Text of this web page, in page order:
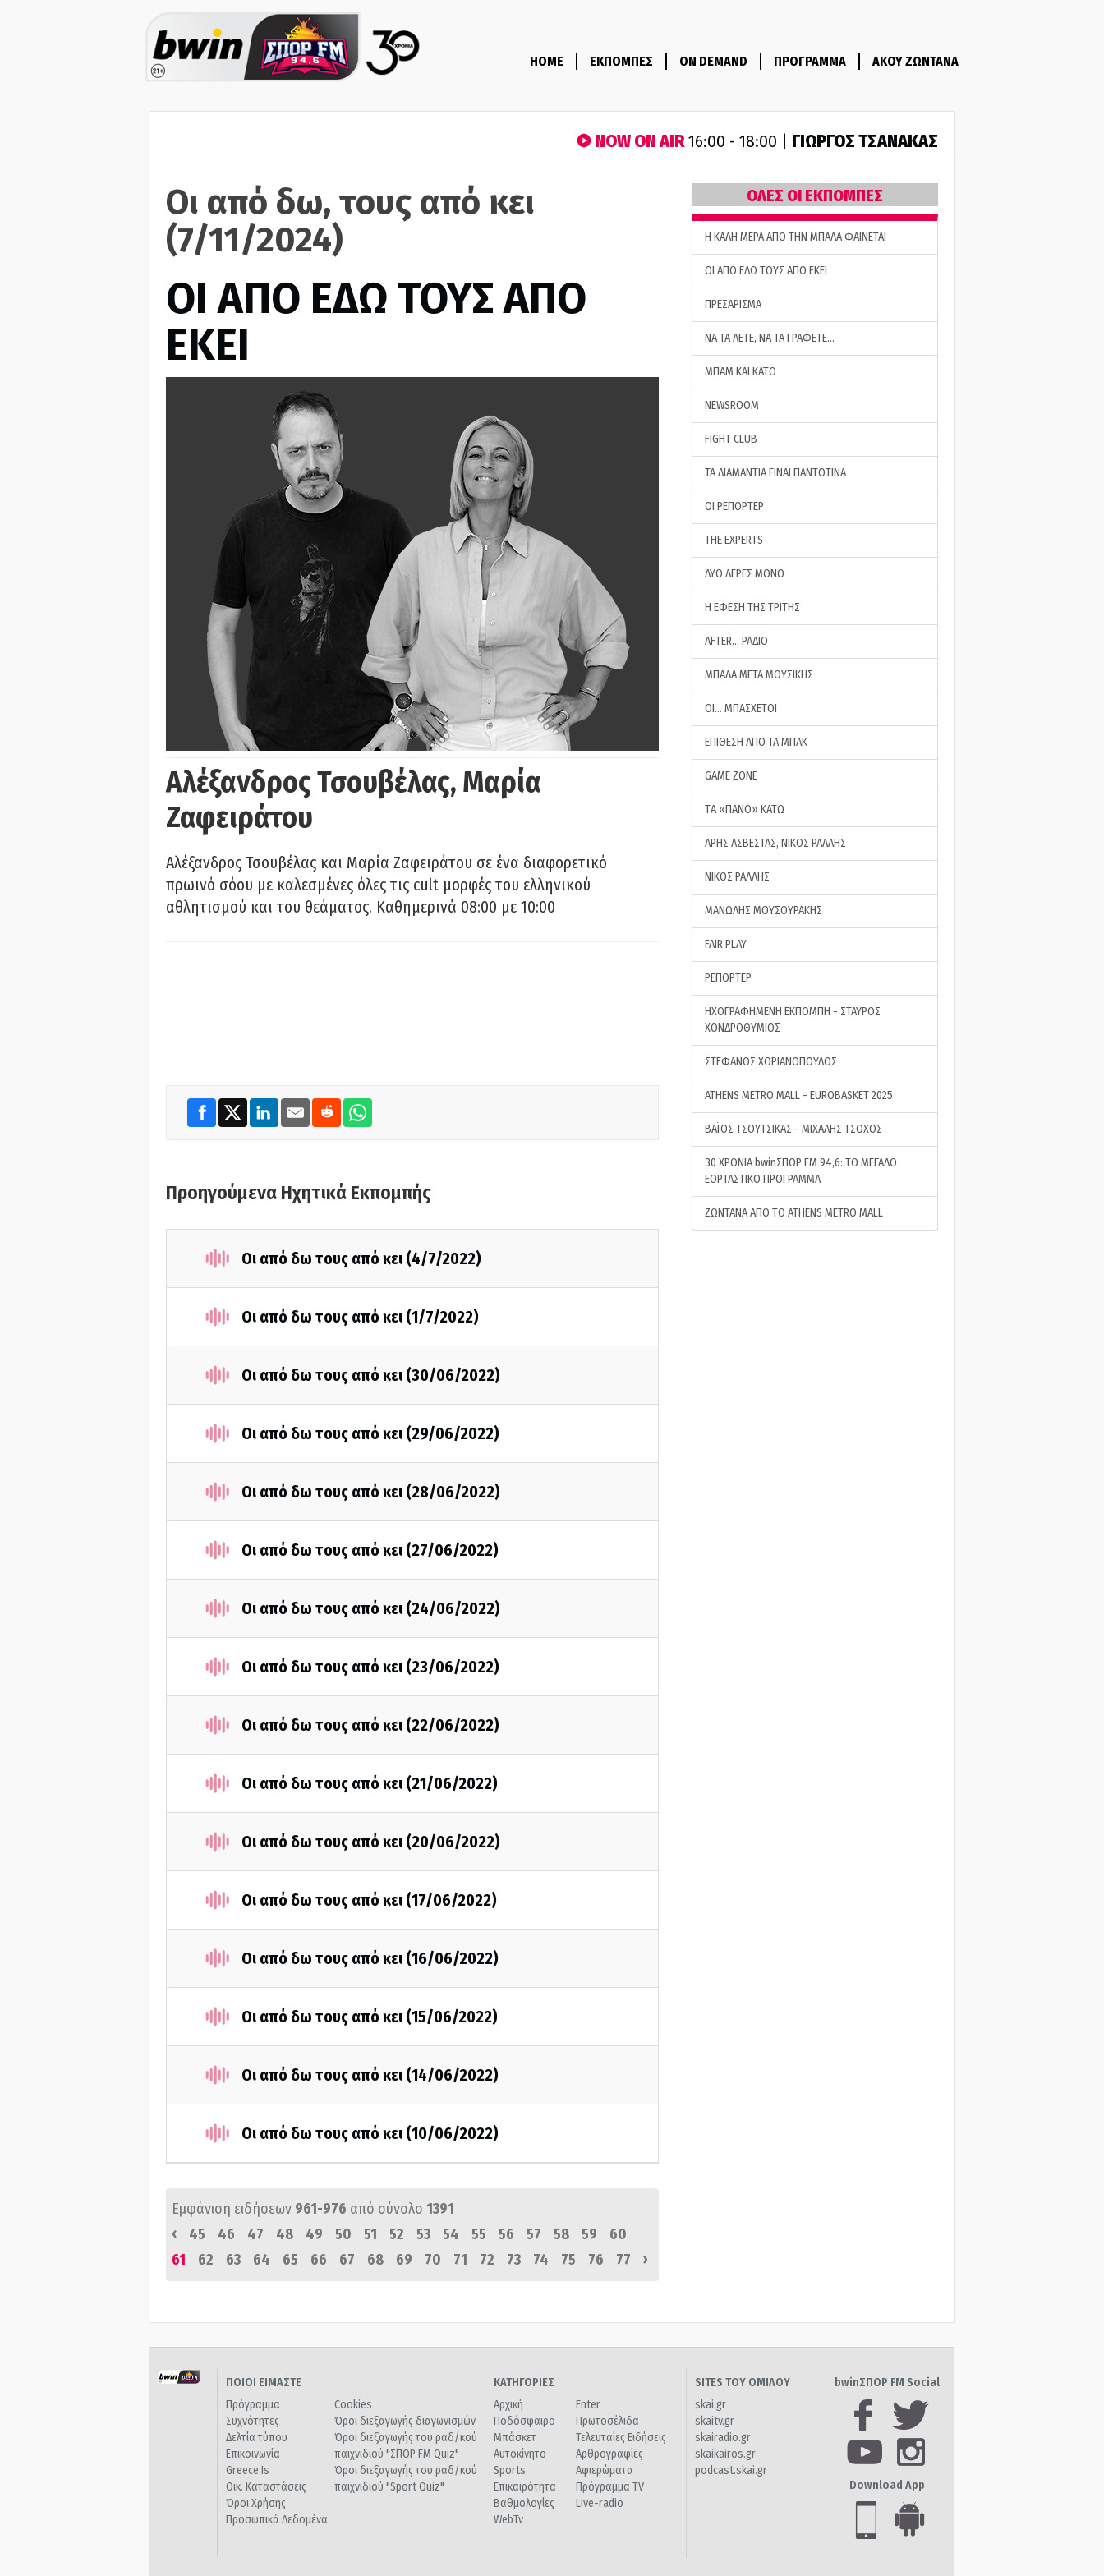
HOME ΕΚΠΟΜΠΕΣ ON DEMAND ΠΡΟΓΡΑΜΜΑ ΑΚΟΥ ΖΩΝΤΑΝΑ
NOW ON AIR16:00 - 18:00 | ΓΙΩΡΓΟΣ ΤΣΑΝΑΚΑΣ
Οι από δω, τους από κει
(7/11/2024)
ΟΙ ΑΠΟ ΕΔΩ ΤΟΥΣ ΑΠΟ
ΕΚΕΙ
Αλέξανδρος Τσουβέλας, Μαρία
Ζαφειράτου
Αλέξανδρος Τσουβέλας και Μαρία Ζαφειράτου σε ένα διαφορετικό
πρωινό σόου με καλεσμένες όλες τις cult μορφές του ελληνικού
αθλητισμού και του θεάματος. Καθημερινά 08:00 με 10:00
Προηγούμενα Ηχητικά Εκπομπής
Οι από δω τους από κει (4/7/2022)
Οι από δω τους από κει (1/7/2022)
Οι από δω τους από κει (30/06/2022)
Οι από δω τους από κει (29/06/2022)
Οι από δω τους από κει (28/06/2022)
Οι από δω τους από κει (27/06/2022)
Οι από δω τους από κει (24/06/2022)
Οι από δω τους από κει (23/06/2022)
Οι από δω τους από κει (22/06/2022)
Οι από δω τους από κει (21/06/2022)
Οι από δω τους από κει (20/06/2022)
Οι από δω τους από κει (17/06/2022)
Οι από δω τους από κει (16/06/2022)
Οι από δω τους από κει (15/06/2022)
Οι από δω τους από κει (14/06/2022)
Οι από δω τους από κει (10/06/2022)
Εμφάνιση ειδήσεων 961-976 από σύνολο 1391
‹
45 46 47 48 49 50 51 52 53 54 55 56 57 58 59
60
61
62 63 64 65 66 67 68 69 70 71 72 73 74 75 76 77 ›
ΟΛΕΣ ΟΙ ΕΚΠΟΜΠΕΣ
H ΚΑΛΗ ΜΕΡΑ ΑΠΟ ΤΗΝ ΜΠΑΛΑ ΦΑΙΝΕΤΑΙ
ΟΙ ΑΠΟ ΕΔΩ ΤΟΥΣ ΑΠΟ ΕΚΕΙ
ΠΡΕΣΑΡΙΣΜΑ
ΝΑ ΤΑ ΛΕΤΕ, ΝΑ ΤΑ ΓΡΑΦΕΤΕ…
ΜΠΑΜ ΚΑΙ ΚΑΤΩ
NEWSROOM
FIGHT CLUB
ΤΑ ΔΙΑΜΑΝΤΙΑ ΕΙΝΑΙ ΠΑΝΤΟΤΙΝΑ
ΟΙ ΡΕΠΟΡΤΕΡ
THE EXPERTS
ΔΥΟ ΛΕΡΕΣ ΜΟΝΟ
Η ΕΦΕΣΗ ΤΗΣ ΤΡΙΤΗΣ
AFTER… ΡΑΔΙΟ
ΜΠΑΛΑ ΜΕΤΑ ΜΟΥΣΙΚΗΣ
ΟΙ… ΜΠΑΣΧΕΤΟΙ
ΕΠΙΘΕΣΗ ΑΠΟ ΤΑ ΜΠΑΚ
GAME ZONE
ΤA «ΠΑΝΟ» ΚΑΤΩ
ΑΡΗΣ ΑΣΒΕΣΤΑΣ, ΝΙΚΟΣ ΡΑΛΛΗΣ
ΝΙΚΟΣ ΡΑΛΛΗΣ
ΜΑΝΩΛΗΣ ΜΟΥΣΟΥΡΑΚΗΣ
FAIR PLAY
ΡΕΠΟΡΤΕΡ
ΗΧΟΓΡΑΦΗΜΕΝΗ ΕΚΠΟΜΠΗ - ΣΤΑΥΡΟΣ
ΧΟΝΔΡΟΘΥΜΙΟΣ
ΣΤΕΦΑΝΟΣ ΧΩΡΙΑΝΟΠΟΥΛΟΣ
ATHENS METRO MALL - EUROBASKET 2025
ΒΑΪΟΣ ΤΣΟΥΤΣΙΚΑΣ - ΜΙΧΑΛΗΣ ΤΣΟΧΟΣ
30 ΧΡΟΝΙΑ bwinΣΠΟΡ FM 94,6: ΤΟ ΜΕΓΑΛΟ
ΕΟΡΤΑΣΤΙΚΟ ΠΡΟΓΡΑΜΜΑ
ΖΩΝΤΑΝΑ ΑΠΟ ΤΟ ATHENS METRO MALL
ΠΟΙΟΙ ΕΙΜΑΣΤΕ
Πρόγραμμα
Συχνότητες
Δελτία τύπου
Επικοινωνία
Greece Is
Οικ. Καταστάσεις
Όροι Χρήσης
Προσωπικά Δεδομένα
Cookies
Όροι διεξαγωγής διαγωνισμών
Όροι διεξαγωγής του ραδ/κού
παιχνιδιού "ΣΠΟΡ FM Quiz"
Όροι διεξαγωγής του ραδ/κού
παιχνιδιού "Sport Quiz"
ΚΑΤΗΓΟΡΙΕΣ
Αρχική
Ποδόσφαιρο
Μπάσκετ
Αυτοκίνητο
Sports
Επικαιρότητα
Βαθμολογίες
WebTv
Enter
Πρωτοσέλιδα
Τελευταίες Ειδήσεις
Αρθρογραφίες
Αφιερώματα
Πρόγραμμα TV
Live-radio
SITES ΤΟΥ ΟΜΙΛΟΥ
skai.gr
skaitv.gr
skairadio.gr
skaikairos.gr
podcast.skai.gr
bwinΣΠΟΡ FM Social
Download App